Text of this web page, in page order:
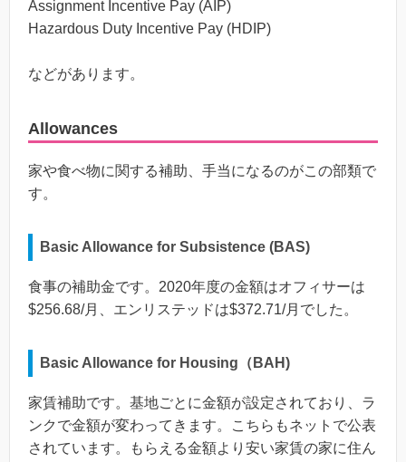
Assignment Incentive Pay (AIP)
Hazardous Duty Incentive Pay (HDIP)
などがあります。
Allowances
家や食べ物に関する補助、手当になるのがこの部類で
す。
Basic Allowance for Subsistence (BAS)
食事の補助金です。2020年度の金額はオフィサーは
$256.68/月、エンリステッドは$372.71/月でした。
Basic Allowance for Housing（BAH)
家賃補助です。基地ごとに金額が設定されており、ラ
ンクで金額が変わってきます。こちらもネットで公表
されています。もらえる金額より安い家賃の家に住ん